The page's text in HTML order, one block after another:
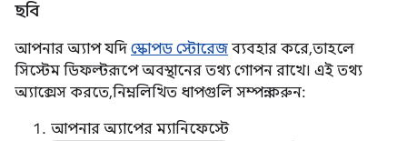
ছবি
আপনার অ্যাপ যদি স্কোপড স্টোরেজ ব্যবহার করে, তাহলে
সিস্টেম ডিফল্টরূপে অবস্থানের তথ্য গোপন রাখে। এই তথ্য
অ্যাক্সেস করতে, নিম্নলিখিত ধাপগুলি সম্পন্ন করুন:
আপনার অ্যাপের ম্যানিফেস্টে